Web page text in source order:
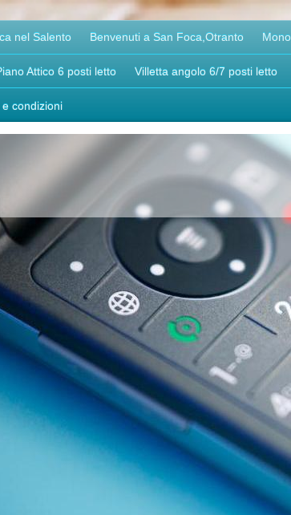
nel Salento Benvenuti a San Foca,Otranto
Attico 6 posti letto Villetta angolo 6/7 posti letto
e condizioni